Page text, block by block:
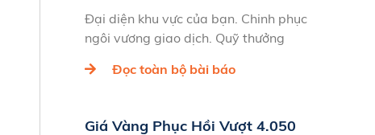
Đại diện khu vực của bạn. Chinh phục
ngôi vương giao dịch. Quỹ thưởng
Đọc toàn bộ bài báo
Giá Vàng Phục Hồi Vượt 4.050